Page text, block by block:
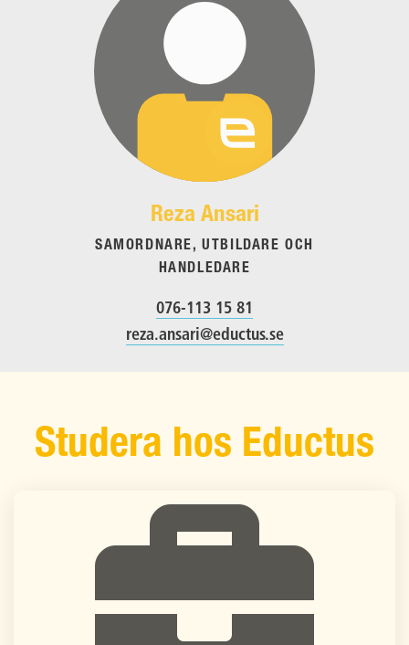
Reza Ansari
SAMORDNARE, UTBILDARE OCH
HANDLEDARE
076-113 15 81
reza.ansari@eductus.se
Studera hos Eductus